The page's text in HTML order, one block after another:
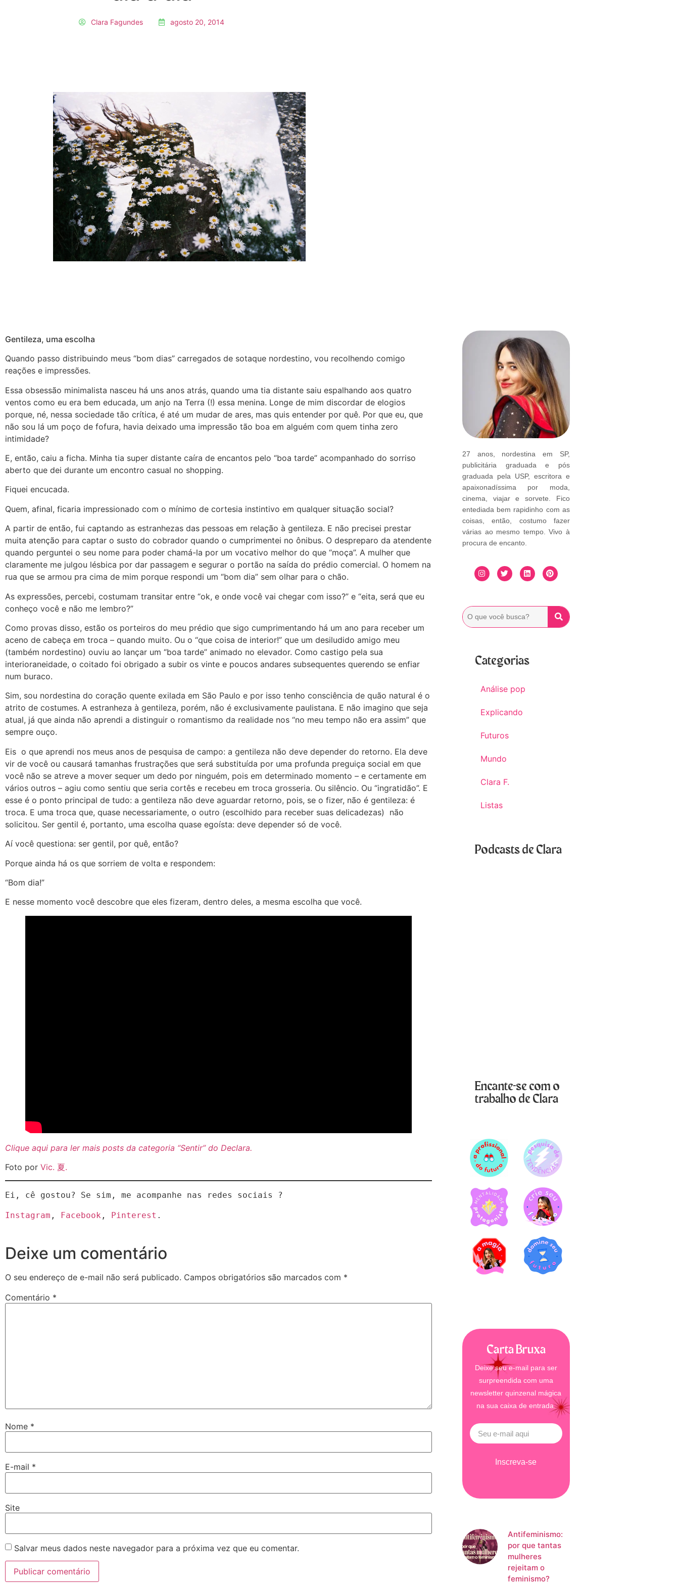
Clara Fagundes agosto 20, 2014
Gentileza, uma escolha
Quando passo distribuindo meus “bom dias” carregados de sotaque nordestino, vou recolhendo comigo
reações e impressões.
Essa obsessão minimalista nasceu há uns anos atrás, quando uma tia distante saiu espalhando aos quatro
ventos como eu era bem educada, um anjo na Terra (!) essa menina. Longe de mim discordar de elogios
porque, né, nessa sociedade tão crítica, é até um mudar de ares, mas quis entender por quê. Por que eu, que
não sou lá um poço de fofura, havia deixado uma impressão tão boa em alguém com quem tinha zero
intimidade?
E, então, caiu a ficha. Minha tia super distante caíra de encantos pelo “boa tarde” acompanhado do sorriso
aberto que dei durante um encontro casual no shopping.
Fiquei encucada.
Quem, afinal, ficaria impressionado com o mínimo de cortesia instintivo em qualquer situação social?
A partir de então, fui captando as estranhezas das pessoas em relação à gentileza. E não precisei prestar
muita atenção para captar o susto do cobrador quando o cumprimentei no ônibus. O despreparo da atendente
quando perguntei o seu nome para poder chamá-la por um vocativo melhor do que “moça”. A mulher que
claramente me julgou lésbica por dar passagem e segurar o portão na saída do prédio comercial. O homem na
rua que se armou pra cima de mim porque respondi um “bom dia” sem olhar para o chão.
As expressões, percebi, costumam transitar entre “ok, e onde você vai chegar com isso?” e “eita, será que eu
conheço você e não me lembro?”
Como provas disso, estão os porteiros do meu prédio que sigo cumprimentando há um ano para receber um
aceno de cabeça em troca – quando muito. Ou o “que coisa de interior!” que um desiludido amigo meu
(também nordestino) ouviu ao lançar um “boa tarde” animado no elevador. Como castigo pela sua
interioraneidade, o coitado foi obrigado a subir os vinte e poucos andares subsequentes querendo se enfiar
num buraco.
Sim, sou nordestina do coração quente exilada em São Paulo e por isso tenho consciência de quão natural é o
atrito de costumes. A estranheza à gentileza, porém, não é exclusivamente paulistana. E não imagino que seja
atual, já que ainda não aprendi a distinguir o romantismo da realidade nos “no meu tempo não era assim” que
sempre ouço.
Eis o que aprendi nos meus anos de pesquisa de campo: a gentileza não deve depender do retorno. Ela deve
vir de você ou causará tamanhas frustrações que será substituída por uma profunda preguiça social em que
você não se atreve a mover sequer um dedo por ninguém, pois em determinado momento – e certamente em
vários outros – agiu como sentiu que seria cortês e recebeu em troca grosseria. Ou silêncio. Ou “ingratidão”. E
esse é o ponto principal de tudo: a gentileza não deve aguardar retorno, pois, se o fizer, não é gentileza: é
troca. E uma troca que, quase necessariamente, o outro (escolhido para receber suas delicadezas) não
solicitou. Ser gentil é, portanto, uma escolha quase egoísta: deve depender só de você.
Aí você questiona: ser gentil, por quê, então?
Porque ainda há os que sorriem de volta e respondem:
“Bom dia!”
E nesse momento você descobre que eles fizeram, dentro deles, a mesma escolha que você.
Clique aqui para ler mais posts da categoria “Sentir” do Declara.
Foto por Vic. 夏.
Ei, cê gostou? Se sim, me acompanhe nas redes sociais ?
Instagram , Facebook , Pinterest .
Deixe um comentário
O seu endereço de e-mail não será publicado. Campos obrigatórios são marcados com *
Comentário *
Nome *
E-mail *
Site
Salvar meus dados neste navegador para a próxima vez que eu comentar.
27 anos, nordestina em SP,
publicitária graduada e pós
graduada pela USP, escritora e
apaixonadíssima por moda,
cinema, viajar e sorvete. Fico
entediada bem rapidinho com as
coisas, então, costumo fazer
várias ao mesmo tempo. Vivo à
procura de encanto.
Categorias
Análise pop
Explicando
Futuros
Mundo
Clara F.
Listas
Podcasts de Clara
Encante-se com o
trabalho de Clara
Carta Bruxa
Deixe seu e-mail para ser
surpreendida com uma
newsletter quinzenal mágica
na sua caixa de entrada.
Inscreva-se
Antifeminismo:
por que tantas
mulheres
rejeitam o
feminismo?